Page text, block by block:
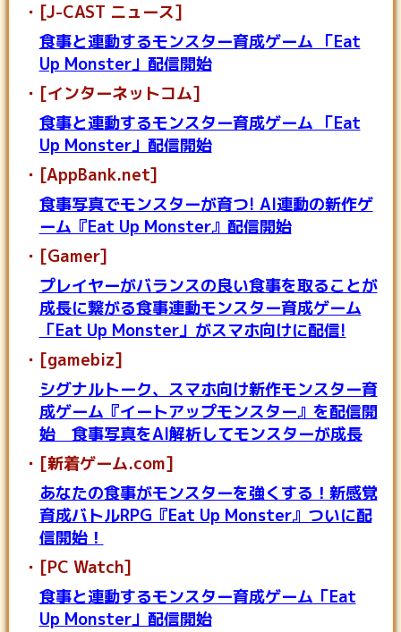
[J-CAST ニュース]
食事と連動するモンスター育成ゲーム 「Eat
Up Monster」配信開始
[インターネットコム]
食事と連動するモンスター育成ゲーム 「Eat
Up Monster」配信開始
[AppBank.net]
食事写真でモンスターが育つ! AI連動の新作ゲ
ーム『Eat Up Monster』配信開始
[Gamer]
プレイヤーがバランスの良い食事を取ることが
成長に繋がる食事連動モンスター育成ゲーム
「Eat Up Monster」がスマホ向けに配信!
[gamebiz]
シグナルトーク、スマホ向け新作モンスター育
成ゲーム『イートアップモンスター』を配信開
始 食事写真をAI解析してモンスターが成長
[新着ゲーム.com]
あなたの食事がモンスターを強くする！新感覚
育成バトルRPG『Eat Up Monster』ついに配
信開始！
[PC Watch]
食事と連動するモンスター育成ゲーム「Eat
Up Monster」配信開始